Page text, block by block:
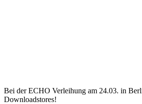
Bei der ECHO Verleihung am 24.03. in
Downloadstores!